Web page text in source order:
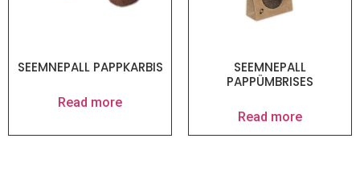
SEEMNEPALL PAPPKARBIS
Read more
SEEMNEPALL
PAPPÜMBRISES
Read more